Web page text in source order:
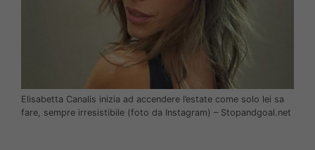
Elisabetta Canalis inizia ad accendere l’estate come solo lei sa
fare, sempre irresistibile (foto da Instagram) – Stopandgoal.net